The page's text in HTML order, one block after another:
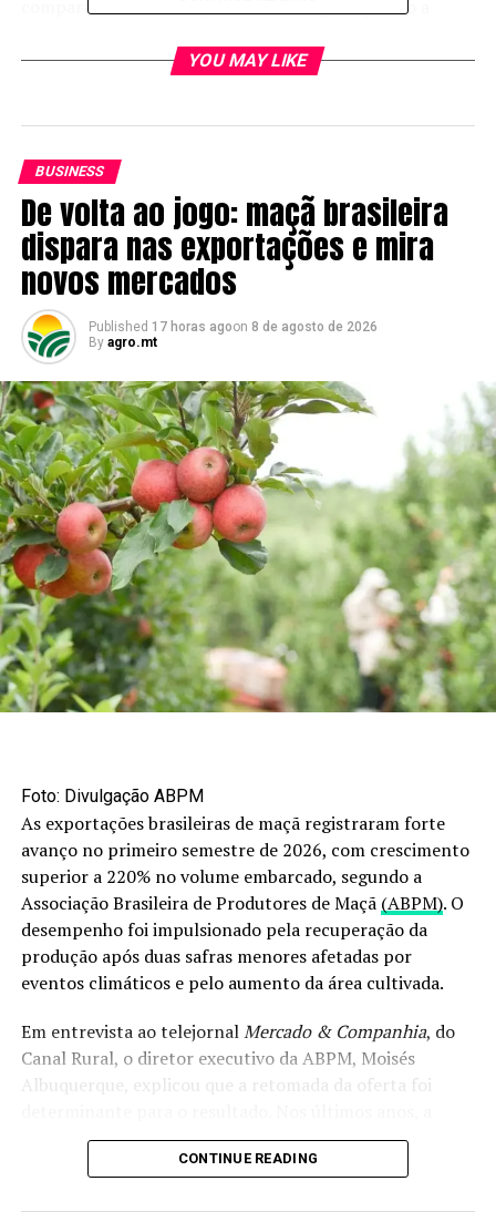
comparativo semanal, para R$ 5,22/kg, enquanto a
*Sob supervisão de Luis Roberto Toledo
UP NEXT
Fórum da Aprosoja MT reúne produtores e especialistas
para discutir crédito e endividamento no campo
DON'T MISS
Envio de bovinos de Mato Grosso para abate em outros
estados dispara
YOU MAY LIKE
BUSINESS
De volta ao jogo: maçã brasileira
dispara nas exportações e mira
novos mercados
Published 17 horas agoon 8 de agosto de 2026
By agro.mt
Foto: Divulgação ABPM
As exportações brasileiras de maçã registraram forte
avanço no primeiro semestre de 2026, com crescimento
superior a 220% no volume embarcado, segundo a
Associação Brasileira de Produtores de Maçã (ABPM). O
desempenho foi impulsionado pela recuperação da
produção após duas safras menores afetadas por
eventos climáticos e pelo aumento da área cultivada.
Em entrevista ao telejornalMercado & Companhia, do
Canal Rural, o diretor executivo da ABPM, Moisés
Albuquerque, explicou que a retomada da oferta foi
cadeia enfrentou perdas provocadas por chuvas
intensas, especialmente no segundo semestre de 2023 e
CONTINUE READING